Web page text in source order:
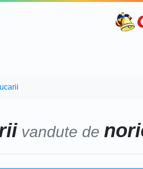
vandute de